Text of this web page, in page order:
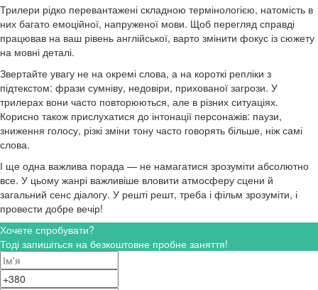
Трилери рідко перевантажені складною термінологією, натомість в
них багато емоційної, напруженої мови. Щоб перегляд справді
працював на ваш рівень англійської, варто змінити фокус із сюжету
на мовні деталі.
Звертайте увагу не на окремі слова, а на короткі репліки з
підтекстом: фрази сумніву, недовіри, прихованої загрози. У
трилерах вони часто повторюються, але в різних ситуаціях.
Корисно також прислухатися до інтонації персонажів: паузи,
зниження голосу, різкі зміни тону часто говорять більше, ніж самі
слова.
І ще одна важлива порада — не намагатися зрозуміти абсолютно
все. У цьому жанрі важливіше вловити атмосферу сцени й
загальний сенс діалогу. У решті решт, треба і фільм зрозуміти, і
провести добре вечір!
Хочете спробувати?
Тоді запишіться на безкоштовне пробне заняття!